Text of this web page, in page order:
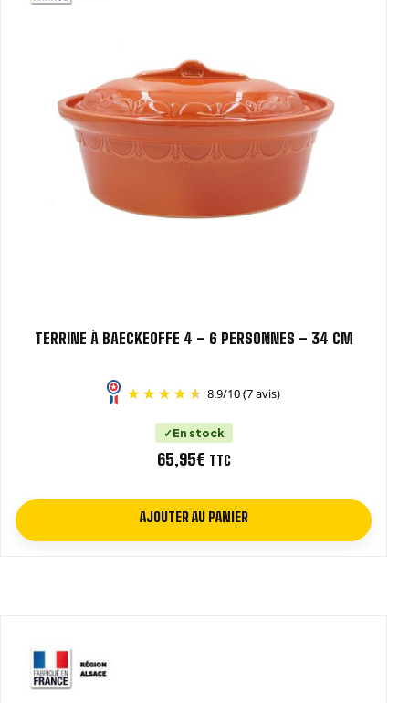
TERRINE À BAECKEOFFE 4 – 6 PERSONNES – 34 CM
8.9/10(7 avis)
En stock
65,95€ TTC
AJOUTER AU PANIER